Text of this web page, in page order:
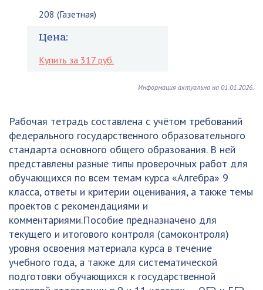
208 (Газетная)
Цена:
Купить за 317 руб.
Информация актуальна на 01.01.2026.
Рабочая тетрадь составлена с учётом требований
федерального государственного образовательного
стандарта основного общего образования. В ней
представлены разные типы проверочных работ для
обучающихся по всем темам курса «Алгебра» 9
класса, ответы и критерии оценивания, а также темы
проектов с рекомендациями и
комментариями.Пособие предназначено для
текущего и итогового контроля (самоконтроля)
уровня освоения материала курса в течение
учебного года, а также для систематической
подготовки обучающихся к государственной